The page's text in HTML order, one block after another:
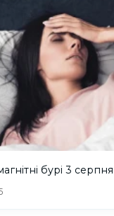
бурі 3